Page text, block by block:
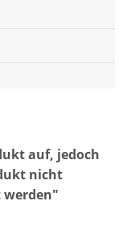
auf, jedoch
nicht